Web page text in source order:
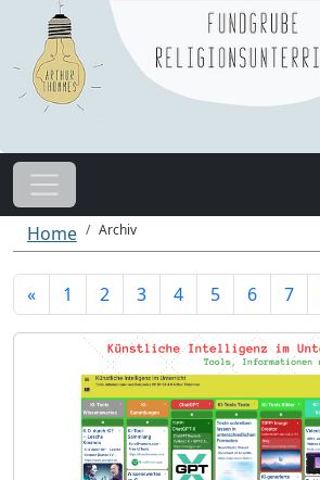
Home Archiv
« 1 2 3 4 5 6 7